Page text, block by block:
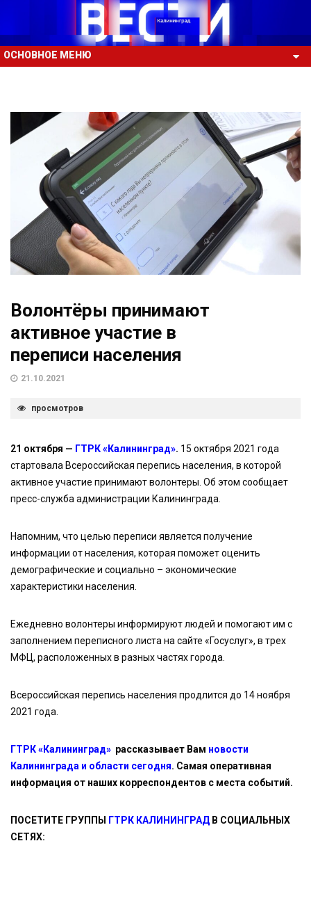
ОСНОВНОЕ МЕНЮ
Волонтёры принимают
активное участие в
переписи населения
21.10.2021
просмотров
21 октября — ГТРК «Калининград». 15 октября 2021 года
стартовала Всероссийская перепись населения, в которой
активное участие принимают волонтеры. Об этом сообщает
пресс-служба администрации Калининграда.
Напомним, что целью переписи является получение
информации от населения, которая поможет оценить
демографические и социально – экономические
характеристики населения.
Ежедневно волонтеры информируют людей и помогают им с
заполнением переписного листа на сайте «Госуслуг», в трех
МФЦ, расположенных в разных частях города.
Всероссийская перепись населения продлится до 14 ноября
2021 года.
ГТРК «Калининград» рассказывает Вам новости
Калининграда и области сегодня. Самая оперативная
информация от наших корреспондентов с места событий.
ПОСЕТИТЕ ГРУППЫ ГТРК КАЛИНИНГРАД В СОЦИАЛЬНЫХ
СЕТЯХ: